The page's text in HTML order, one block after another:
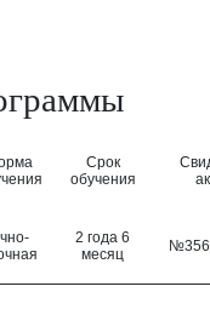
Срок
обучения
2 года 6
месяц